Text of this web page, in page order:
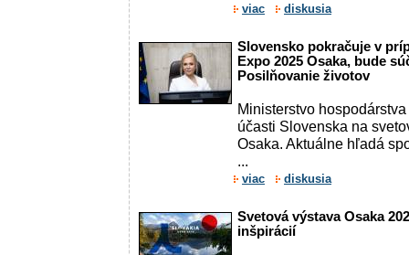
viac diskusia
Slovensko pokračuje v
Expo 2025 Osaka, bude
Posilňovanie životov
Ministerstvo
účasti Slovenska na
Osaka. Aktuálne hľadá
...
viac diskusia
Svetová výstava Osaka
inšpirácií